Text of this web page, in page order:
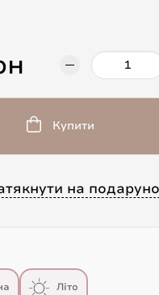
Купити
на
Літо